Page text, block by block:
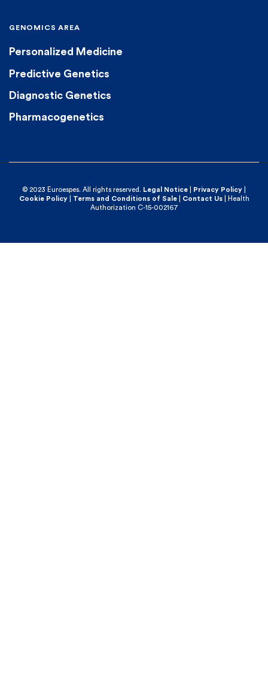
GENOMICS AREA
Personalized Medicine
Predictive Genetics
Diagnostic Genetics
Pharmacogenetics
© 2023 Euroespes. All rights reserved. Legal Notice Privacy Policy
Cookie Policy| Terms and Conditions of Sale| Contact Us| Health
Authorization C-15-002167